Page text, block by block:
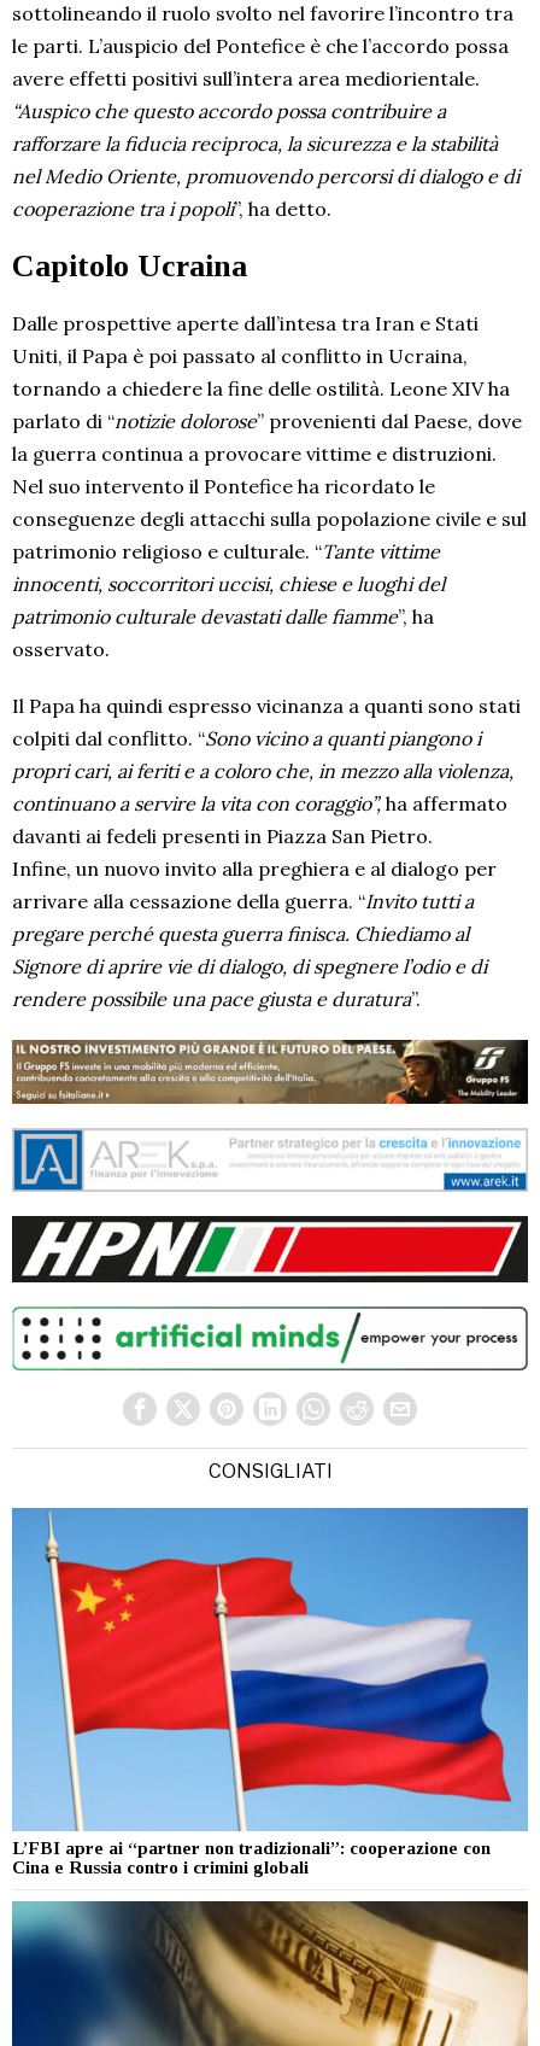
sottolineando il ruolo svolto nel favorire l’incontro tra
le parti. L’auspicio del Pontefice è che l’accordo possa
avere effetti positivi sull’intera area mediorientale.
“Auspico che questo accordo possa contribuire a
rafforzare la fiducia reciproca, la sicurezza e la stabilità
nel Medio Oriente, promuovendo percorsi di dialogo e di
cooperazione tra i popoli”, ha detto.
Capitolo Ucraina
Dalle prospettive aperte dall’intesa tra Iran e Stati
Uniti, il Papa è poi passato al conflitto in Ucraina,
tornando a chiedere la fine delle ostilità. Leone XIV ha
parlato di “notizie dolorose” provenienti dal Paese, dove
la guerra continua a provocare vittime e distruzioni.
Nel suo intervento il Pontefice ha ricordato le
conseguenze degli attacchi sulla popolazione civile e sul
patrimonio religioso e culturale. “Tante vittime
innocenti, soccorritori uccisi, chiese e luoghi del
patrimonio culturale devastati dalle fiamme”, ha
osservato.
Il Papa ha quindi espresso vicinanza a quanti sono stati
colpiti dal conflitto. “Sono vicino a quanti piangono i
propri cari, ai feriti e a coloro che, in mezzo alla violenza,
continuano a servire la vita con coraggio”, ha affermato
davanti ai fedeli presenti in Piazza San Pietro.
Infine, un nuovo invito alla preghiera e al dialogo per
arrivare alla cessazione della guerra. “Invito tutti a
pregare perché questa guerra finisca. Chiediamo al
Signore di aprire vie di dialogo, di spegnere l’odio e di
rendere possibile una pace giusta e duratura”.
CONSIGLIATI
L’FBI apre ai “partner non tradizionali”: cooperazione con
Cina e Russia contro i crimini globali